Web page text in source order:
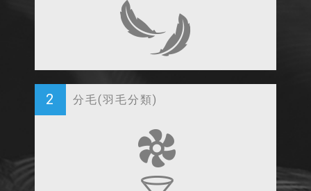
2 分毛(羽毛分類)